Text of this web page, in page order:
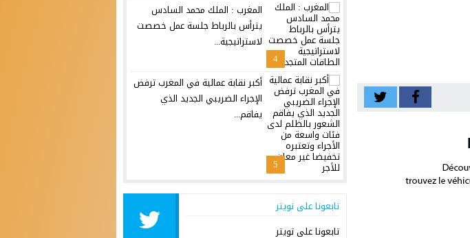
4
المغرب : الملك محمد السادس
يترأس بالرباط جلسة عمل خصصت
لاستراتيجية...
5
أكبر نقابة عمالية في المغرب ترفض
الإجراء الضريبي الجديد الذي
يفاقم...
تابعونا على تويتر
تابعونا على تويتر